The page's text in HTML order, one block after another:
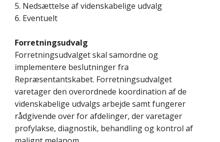
5. Nedsættelse af videnskabelige udvalg
6. Eventuelt
Forretningsudvalg
Forretningsudvalget skal samordne og
implementere beslutninger fra
Repræsentantskabet. Forretningsudvalget
varetager den overordnede koordination af de
videnskabelige udvalgs arbejde samt fungerer
rådgivende over for afdelinger, der varetager
profylakse, diagnostik, behandling og kontrol af